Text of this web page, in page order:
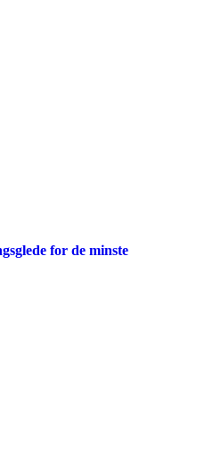
for de minste